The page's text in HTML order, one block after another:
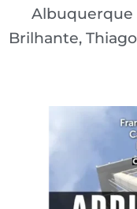
Albuquerque
Brilhante,